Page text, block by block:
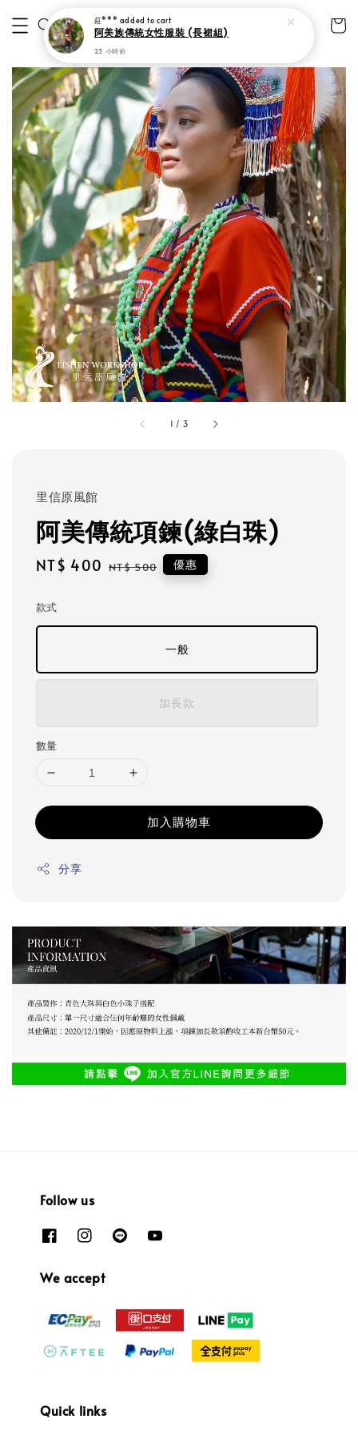
1 / 3
里信原風館
阿美傳統項鍊(綠白珠)
Sale
NT$ 400 Regular
NT$ 500 優惠
款式
一般
加長款
數量
加入購物車
分享
Follow us
We accept
Quick links
莊*** added to cart
阿美族傳統女性服裝 (長裙組)
23 小時前